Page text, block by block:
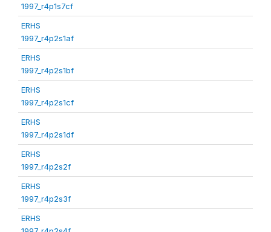
1997_r4p1s7cf
ERHS
1997_r4p2s1af
ERHS
1997_r4p2s1bf
ERHS
1997_r4p2s1cf
ERHS
1997_r4p2s1df
ERHS
1997_r4p2s2f
ERHS
1997_r4p2s3f
ERHS